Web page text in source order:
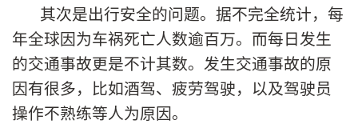
其次是出行安全的问题。据不完全统计，每
年全球因为车祸死亡人数逾百万。而每日发生
的交通事故更是不计其数。发生交通事故的原
因有很多，比如酒驾、疲劳驾驶，以及驾驶员
操作不熟练等人为原因。